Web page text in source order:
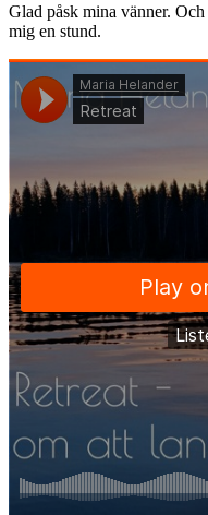
Glad påsk mina vänner.
mig en stund.